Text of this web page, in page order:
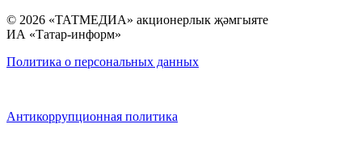
© 2026 «ТАТМЕДИА» акционерлык җәмгыяте
ИА «Татар-информ»
Политика о персональных данных
Антикоррупционная политика